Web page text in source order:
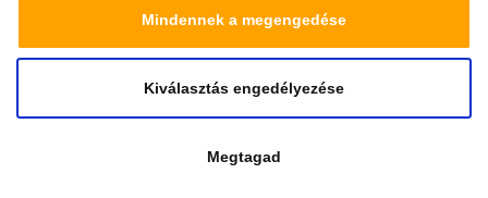
amelyeket Ön adott meg számukra vagy az Ön által
használt más szolgáltatásokból gyűjtöttek.
Mindennek a megengedése
Kiválasztás engedélyezése
Megtagad